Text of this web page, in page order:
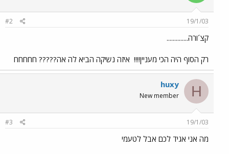
19/1/03
#2
קצ´ורה..............
רק הסוף היה הכי מעניין!!!! איזה נשיקה הביא לה אה????? חחחחח
H
huxy
New member
19/1/03
#3
מה אני אגיד לכם אבל לטעמי